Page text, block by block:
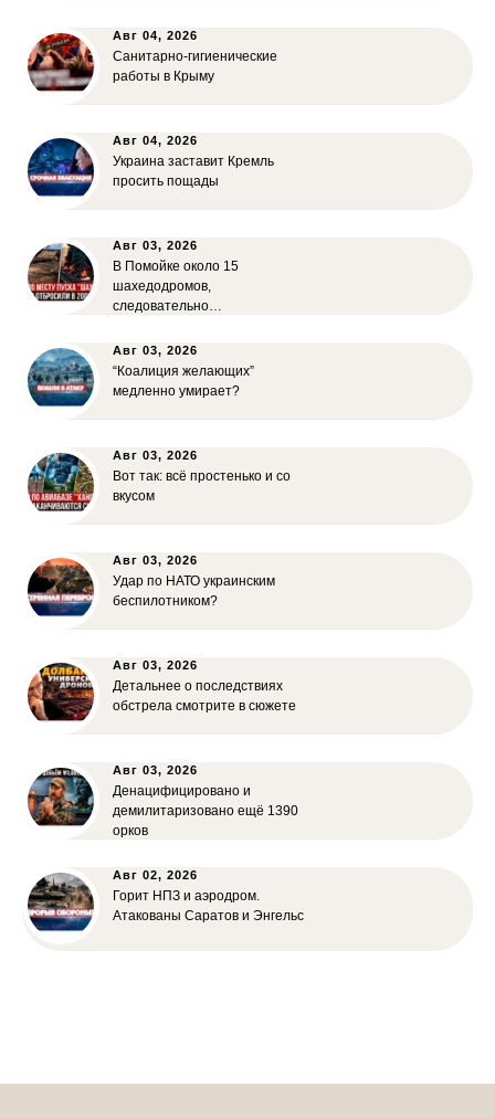
Авг 04, 2026
Санитарно-гигиенические
работы в Крыму
Авг 04, 2026
Украина заставит Кремль
просить пощады
Авг 03, 2026
В Помойке около 15
шахедодромов,
следовательно…
Авг 03, 2026
“Коалиция желающих”
медленно умирает?
Авг 03, 2026
Вот так: всё простенько и со
вкусом
Авг 03, 2026
Удар по НАТО украинским
беспилотником?
Авг 03, 2026
Детальнее о последствиях
обстрела смотрите в сюжете
Авг 03, 2026
Денацифицировано и
демилитаризовано ещё 1390
орков
Авг 02, 2026
Горит НПЗ и аэродром.
Атакованы Саратов и Энгельс